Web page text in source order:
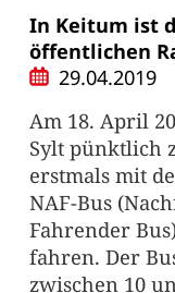
In Keitum ist
öffentlichen
29.04.2019
Am 18. April
Sylt pünktlich
erstmals mit
NAF-Bus
Fahrender
fahren. Der
zwischen 10